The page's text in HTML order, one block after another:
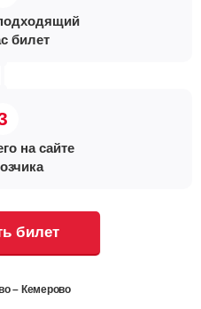
билет
на сайте
билет
– Кемерово